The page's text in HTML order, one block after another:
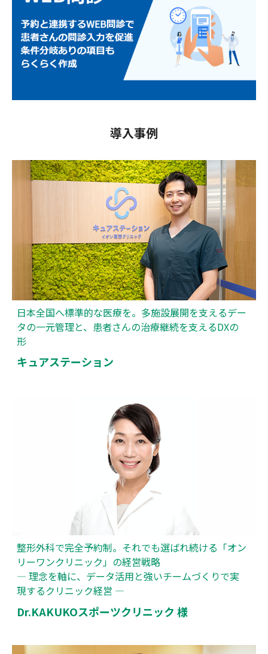
導入事例
日本全国へ標準的な医療を。多施設展開を支えるデー
タの一元管理と、患者さんの治療継続を支えるDXの
形
キュアステーション
整形外科で完全予約制。それでも選ばれ続ける「オン
リーワンクリニック」の経営戦略
― 理念を軸に、データ活用と強いチームづくりで実
現するクリニック経営 ―
Dr.KAKUKOスポーツクリニック 様